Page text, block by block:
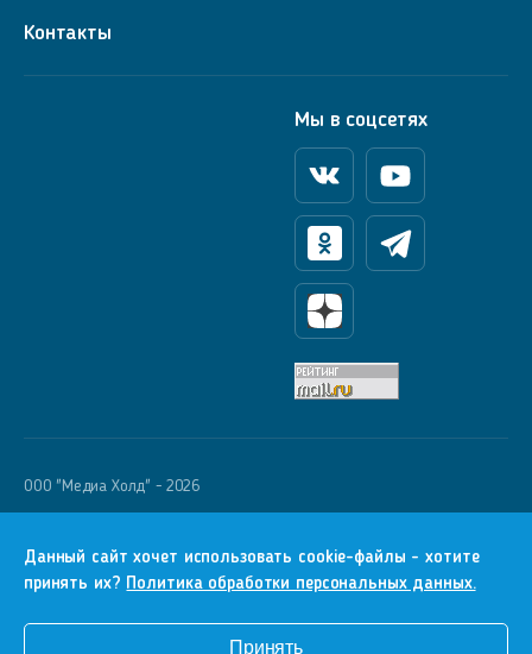
Контакты
Мы в соцсетях
ВконтактеYoutube
ОдноклассникиТелеграм
Яндекс Дзен
OOO "Медиа Холд" - 2026
16+
Информация для правообладателей
Условия
Данный сайт хочет использовать cookie-файлы - хотите
принять их? Политика обработки персональных данных.
Принять